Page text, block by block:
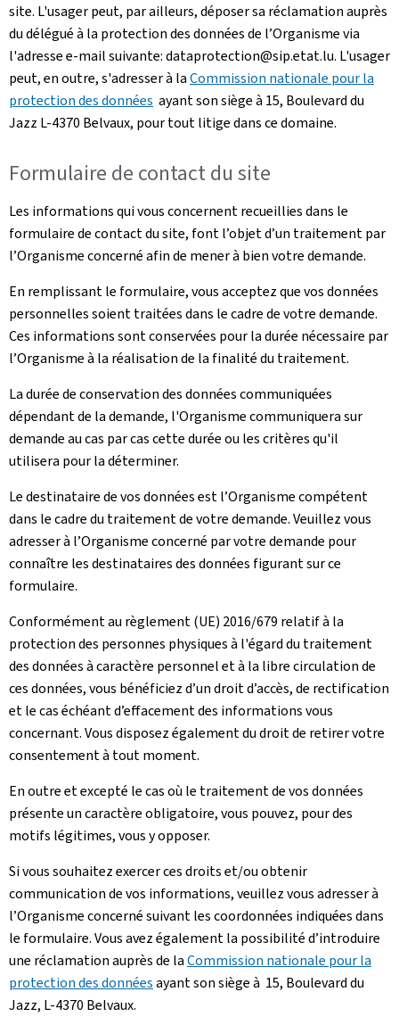
site. L'usager peut, par ailleurs, déposer sa réclamation auprès
du délégué à la protection des données de l’Organisme via
l'adresse e-mail suivante: dataprotection@sip.etat.lu. L'usager
peut, en outre, s'adresser à laCommission nationale pour la
protection des données ayant son siège à 15, Boulevard du
Jazz L-4370 Belvaux, pour tout litige dans ce domaine.
Formulaire de contact du site
Les informations qui vous concernent recueillies dans le
formulaire de contact du site, font l’objet d’un traitement par
l’Organisme concerné afin de mener à bien votre demande.
En remplissant le formulaire, vous acceptez que vos données
personnelles soient traitées dans le cadre de votre demande.
Ces informations sont conservées pour la durée nécessaire par
l’Organisme à la réalisation de la finalité du traitement.
La durée de conservation des données communiquées
dépendant de la demande, l'Organisme communiquera sur
demande au cas par cas cette durée ou les critères qu'il
utilisera pour la déterminer.
Le destinataire de vos données est l’Organisme compétent
dans le cadre du traitement de votre demande. Veuillez vous
adresser à l’Organisme concerné par votre demande pour
connaître les destinataires des données figurant sur ce
formulaire.
Conformément au règlement (UE) 2016/679 relatif à la
protection des personnes physiques à l'égard du traitement
des données à caractère personnel et à la libre circulation de
ces données, vous bénéficiez d’un droit d’accès, de rectification
et le cas échéant d’effacement des informations vous
concernant. Vous disposez également du droit de retirer votre
consentement à tout moment.
En outre et excepté le cas où le traitement de vos données
présente un caractère obligatoire, vous pouvez, pour des
motifs légitimes, vous y opposer.
Si vous souhaitez exercer ces droits et/ou obtenir
communication de vos informations, veuillez vous adresser à
l’Organisme concerné suivant les coordonnées indiquées dans
le formulaire. Vous avez également la possibilité d’introduire
une réclamation auprès de laCommission nationale pour la
protection des donnéesayant son siège à 15, Boulevard du
Jazz, L-4370 Belvaux.